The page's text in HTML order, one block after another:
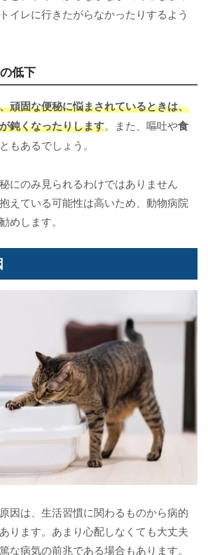
イレに行きたがらなかったりするよう
低下
頑固な便秘に悩まされているときは、
鈍くなったりします。また、嘔吐や食
もあるでしょう。
にのみ見られるわけではありません
えている可能性は高いため、動物病院
めします。
因は、生活習慣に関わるものから病的
ります。あまり心配しなくても大丈夫
な病気の前兆である場合もあります。